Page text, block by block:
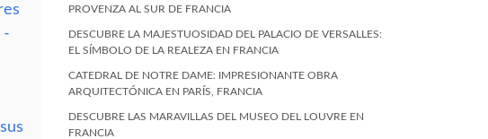
-
PROVENZA AL SUR DE FRANCIA
DESCUBRE LA MAJESTUOSIDAD DEL PALACIO DE VERSALLES:
EL SÍMBOLO DE LA REALEZA EN FRANCIA
CATEDRAL DE NOTRE DAME: IMPRESIONANTE OBRA
ARQUITECTÓNICA EN PARÍS, FRANCIA
DESCUBRE LAS MARAVILLAS DEL MUSEO DEL LOUVRE EN
FRANCIA